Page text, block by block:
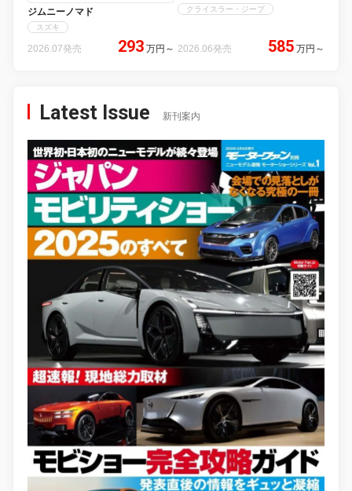
ジムニーノマド
スズキ
2026.07発売 293 万円 ～
クライスラー・ジープ
2026.06発売 585 万円 ～
Latest Issue 新刊案内